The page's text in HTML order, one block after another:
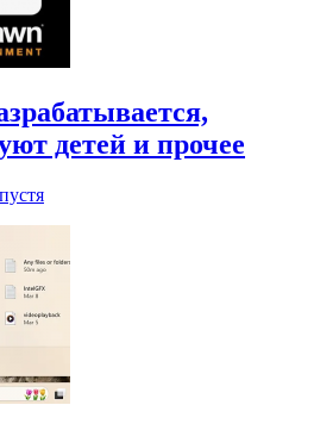
детей и прочее